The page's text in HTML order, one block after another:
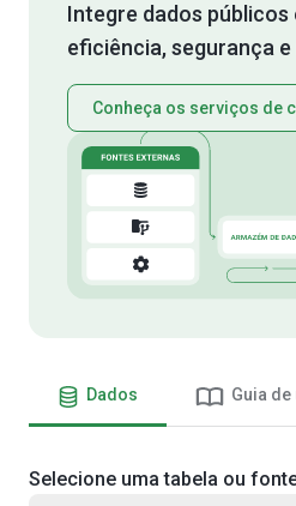
Integre dados públicos
eficiência, segurança
Conheça os serviços de
Dados Guia de
Selecione uma tabela ou